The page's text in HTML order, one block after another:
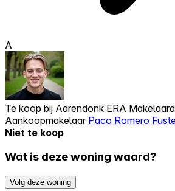
A
Te koop bij Aarendonk ERA
Aankoopmakelaar Paco Romero
Niet te koop
Wat is deze woning waard?
Volg deze woning